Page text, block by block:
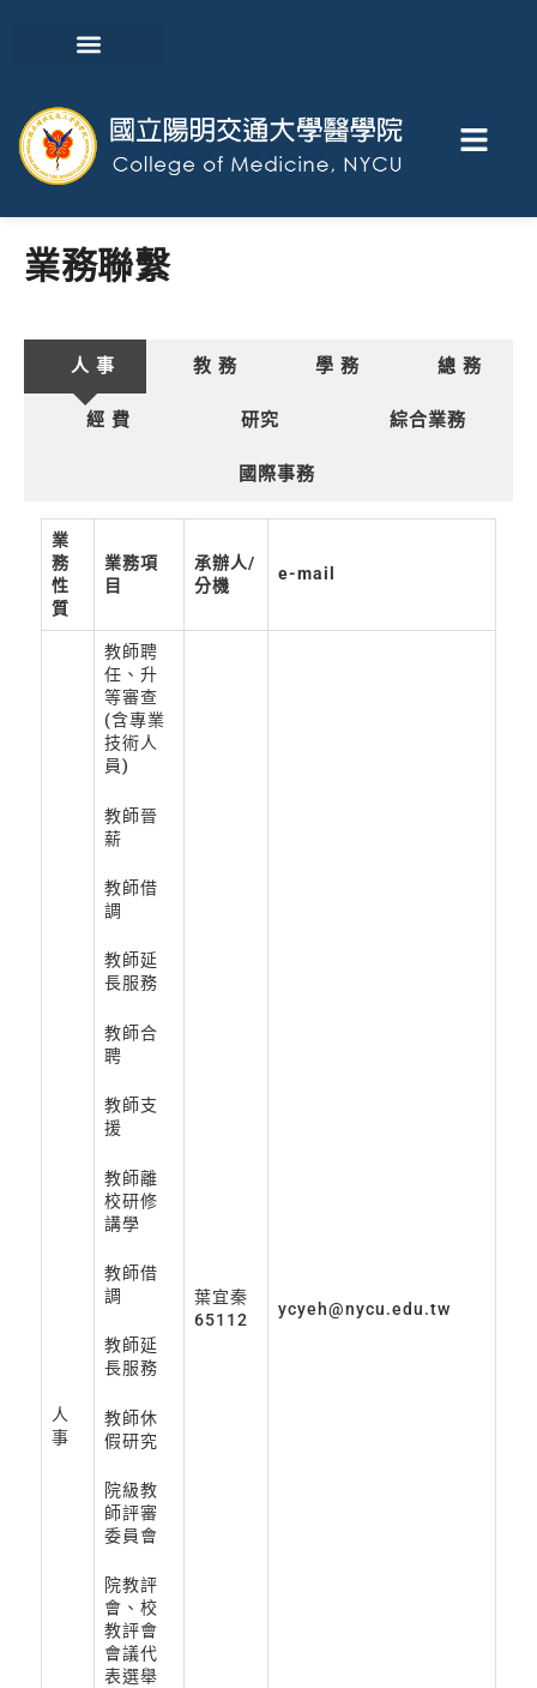
業務聯繫
人 事 教 務 學 務 總 務
經 費 研究 綜合業務
國際事務
業
務
性
質
業務項
目
承辦人/
分機
e-mail
人
事
教師聘
任、升
等審查
(含專業
技術人
員)
教師晉
薪
教師借
調
教師延
長服務
教師合
聘
教師支
援
教師離
校研修
講學
教師借
調
教師延
長服務
教師休
假研究
院級教
師評審
委員會
院教評
會、校
教評會
會議代
表選舉
葉宜秦
65112
ycyeh@nycu.edu.tw